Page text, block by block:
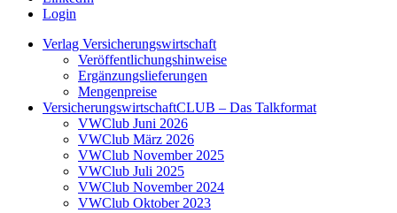
Login
Verlag Versicherungswirtschaft
Veröffentlichungshinweise
Ergänzungslieferungen
Mengenpreise
VersicherungswirtschaftCLUB – Das Talkformat
VWClub Juni 2026
VWClub März 2026
VWClub November 2025
VWClub Juli 2025
VWClub November 2024
VWClub Oktober 2023